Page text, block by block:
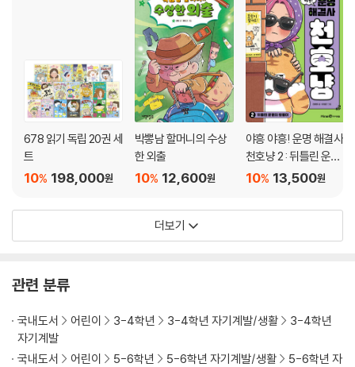
678 읽기 독립 20권 세
트
198,000원
10%
박뽕남 할머니의 수상
한 외출
12,600원
10%
야흥 야흥! 운명 해결사
천호냥 2 : 뒤틀린 운명
의 쌍둥이13,500원
10%
더보기
관련 분류
국내도서 어린이 3-4학년 3-4학년 자기계발/생활
3-4학년
자기계발
국내도서
어린이 5-6학년 5-6학년 자기계발/생활
5-6학년 자